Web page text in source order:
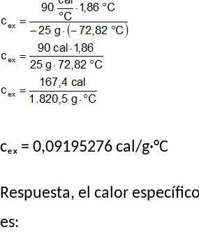
cₑₓ = 0,09195276 cal/g·°C
Respuesta, el calor
es: